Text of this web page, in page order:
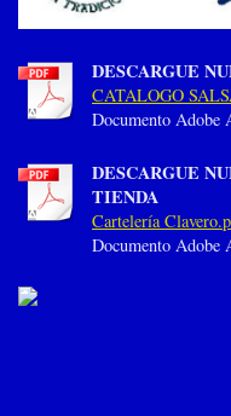
DESCARGUE
CATALOGO
Documento
DESCARGUE
TIENDA
Cartelería
Documento Adobe